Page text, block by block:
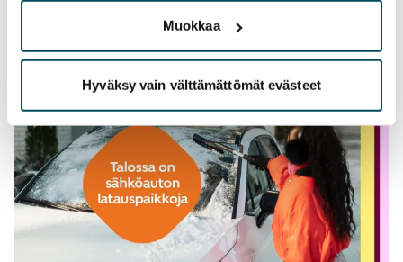
Muokkaa
Hyväksy vain välttämättömät evästeet